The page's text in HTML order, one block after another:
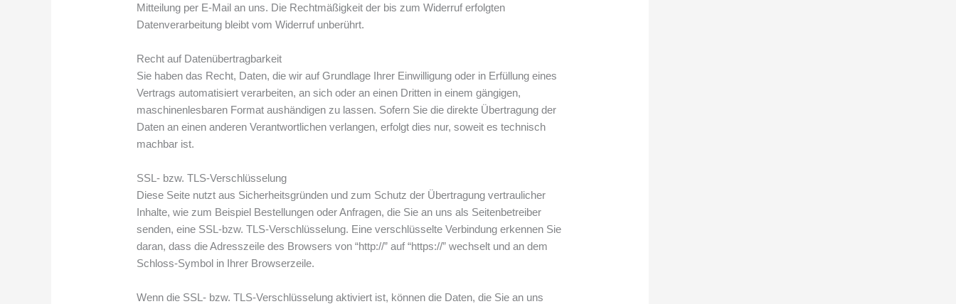
Mitteilung per E-Mail an uns. Die Rechtmäßigkeit der bis zum Widerruf erfolgten
Datenverarbeitung bleibt vom Widerruf unberührt.
Recht auf Datenübertragbarkeit
Sie haben das Recht, Daten, die wir auf Grundlage Ihrer Einwilligung oder in Erfüllung eines
Vertrags automatisiert verarbeiten, an sich oder an einen Dritten in einem gängigen,
maschinenlesbaren Format aushändigen zu lassen. Sofern Sie die direkte Übertragung der
Daten an einen anderen Verantwortlichen verlangen, erfolgt dies nur, soweit es technisch
machbar ist.
SSL- bzw. TLS-Verschlüsselung
Diese Seite nutzt aus Sicherheitsgründen und zum Schutz der Übertragung vertraulicher
Inhalte, wie zum Beispiel Bestellungen oder Anfragen, die Sie an uns als Seitenbetreiber
senden, eine SSL-bzw. TLS-Verschlüsselung. Eine verschlüsselte Verbindung erkennen Sie
daran, dass die Adresszeile des Browsers von “http://” auf “https://” wechselt und an dem
Schloss-Symbol in Ihrer Browserzeile.
Wenn die SSL- bzw. TLS-Verschlüsselung aktiviert ist, können die Daten, die Sie an uns